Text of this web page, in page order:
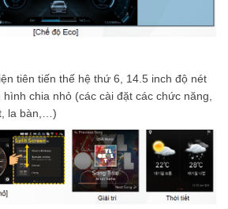
tiên tiến thế hệ thứ 6, 14.5 inch độ nét
chia nhỏ (các cài đặt các chức năng,
la bàn,…)